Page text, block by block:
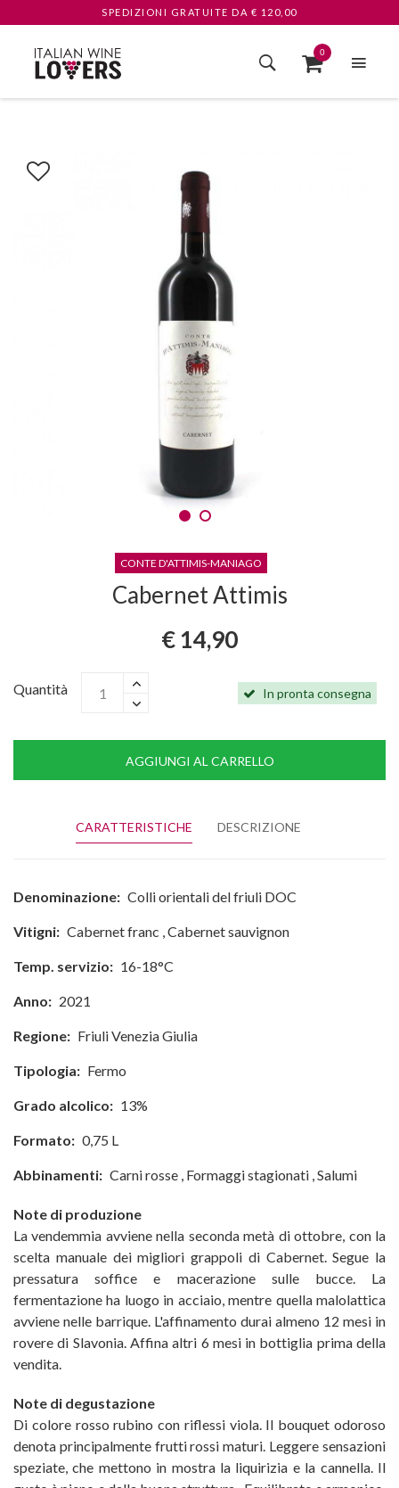
SPEDIZIONI GRATUITE DA € 120,00
0
CONTE D'ATTIMIS-MANIAGO
Cabernet Attimis
€ 14,90
Quantità In pronta consegna
AGGIUNGI AL CARRELLO
CARATTERISTICHE DESCRIZIONE
Denominazione: Colli orientali del friuli DOC
Vitigni: Cabernet franc ,Cabernet sauvignon
Temp. servizio: 16-18°C
Anno: 2021
Regione: Friuli Venezia Giulia
Tipologia: Fermo
Grado alcolico: 13%
Formato: 0,75 L
Abbinamenti: Carni rosse , Formaggi stagionati ,Salumi
Note di produzione
La vendemmia avviene nella seconda metà di ottobre, con la
scelta manuale dei migliori grappoli di Cabernet. Segue la
pressatura soffice e macerazione sulle bucce. La
fermentazione ha luogo in acciaio, mentre quella malolattica
avviene nelle barrique. L'affinamento durai almeno 12 mesi in
rovere di Slavonia. Affina altri 6 mesi in bottiglia prima della
vendita.
Note di degustazione
Di colore rosso rubino con riflessi viola. Il bouquet odoroso
denota principalmente frutti rossi maturi. Leggere sensazioni
speziate, che mettono in mostra la liquirizia e la cannella. Il